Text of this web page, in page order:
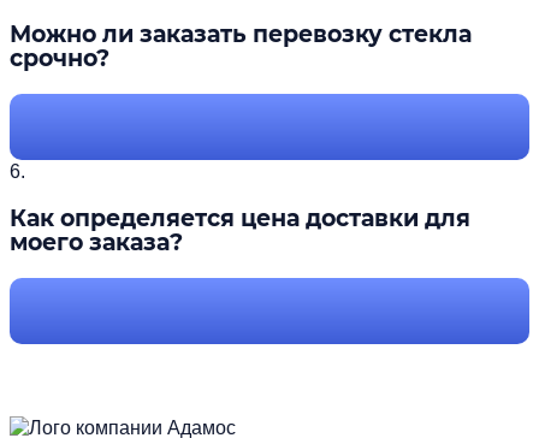
Можно ли заказать перевозку стекла
срочно?
6.
Как определяется цена доставки для
моего заказа?